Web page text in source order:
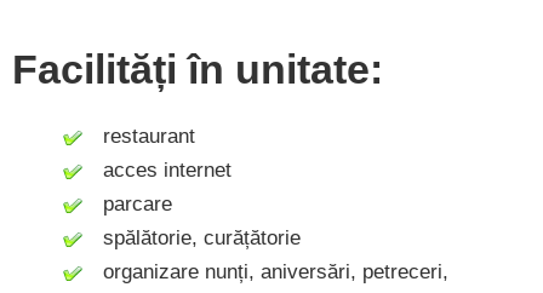
Facilități în unitate:
restaurant
acces internet
parcare
spălătorie, curățătorie
organizare nunți, aniversări, petreceri,